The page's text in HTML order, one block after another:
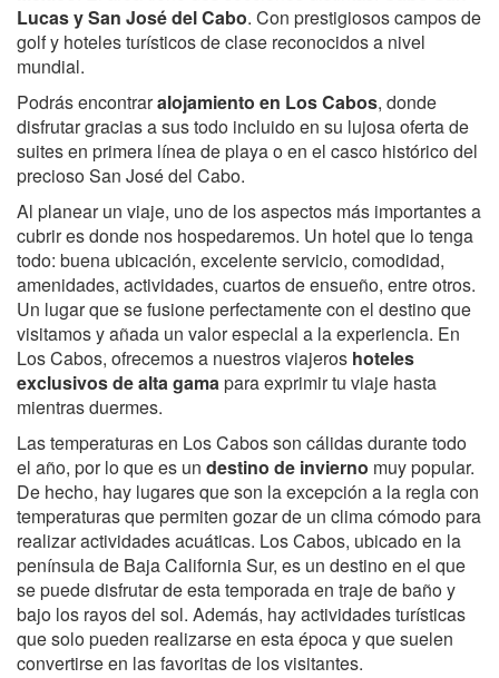
Lucas y San José del Cabo. Con prestigiosos campos de
golf y hoteles turísticos de clase reconocidos a nivel
mundial.
Podrás encontraralojamiento en Los Cabos, donde
disfrutar gracias a sus todo incluido en su lujosa oferta de
suites en primera línea de playa o en el casco histórico del
precioso San José del Cabo.
Al planear un viaje, uno de los aspectos más importantes a
cubrir es donde nos hospedaremos. Un hotel que lo tenga
todo: buena ubicación, excelente servicio, comodidad,
amenidades, actividades, cuartos de ensueño, entre otros.
Un lugar que se fusione perfectamente con el destino que
visitamos y añada un valor especial a la experiencia. En
Los Cabos, ofrecemos a nuestros viajeros hoteles
exclusivos de alta gamapara exprimir tu viaje hasta
mientras duermes.
Las temperaturas en Los Cabos son cálidas durante todo
el año, por lo que es un destino de invierno muy popular.
De hecho, hay lugares que son la excepción a la regla con
temperaturas que permiten gozar de un clima cómodo para
realizar actividades acuáticas. Los Cabos, ubicado en la
península de Baja California Sur, es un destino en el que
se puede disfrutar de esta temporada en traje de baño y
bajo los rayos del sol. Además, hay actividades turísticas
que solo pueden realizarse en esta época y que suelen
convertirse en las favoritas de los visitantes.